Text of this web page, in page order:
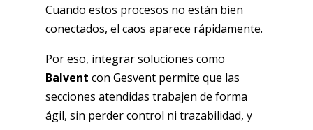
Cuando estos procesos no están bien
conectados, el caos aparece rápidamente.
Por eso, integrar soluciones como
Balvent con Gesvent permite que las
secciones atendidas trabajen de forma
ágil, sin perder control ni trazabilidad, y